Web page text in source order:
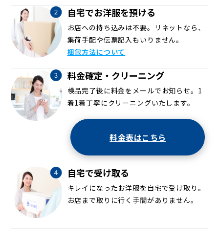
自宅でお洋服を預ける
お店への持ち込みは不要。リネットなら、
集荷手配や伝票記入もいりません。
梱包方法について
料金確定・クリーニング
検品完了後に料金をメールでお知らせ。1
着1着丁寧にクリーニングいたします。
料金表はこちら
自宅で受け取る
キレイになったお洋服を自宅で受け取り。
お店まで取りに行く手間がありません。